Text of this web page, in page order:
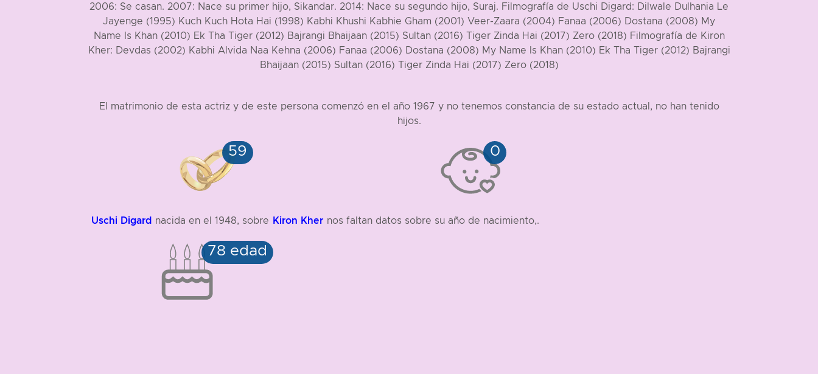
2006: Se casan. 2007: Nace su primer hijo, Sikandar. 2014: Nace su segundo hijo, Suraj. Filmografía de Uschi Digard: Dilwale Dulhania Le
Jayenge (1995) Kuch Kuch Hota Hai (1998) Kabhi Khushi Kabhie Gham (2001) Veer-Zaara (2004) Fanaa (2006) Dostana (2008) My
Name Is Khan (2010) Ek Tha Tiger (2012) Bajrangi Bhaijaan (2015) Sultan (2016) Tiger Zinda Hai (2017) Zero (2018) Filmografía de Kiron
Kher: Devdas (2002) Kabhi Alvida Naa Kehna (2006) Fanaa (2006) Dostana (2008) My Name Is Khan (2010) Ek Tha Tiger (2012) Bajrangi
Bhaijaan (2015) Sultan (2016) Tiger Zinda Hai (2017) Zero (2018)
El matrimonio de esta actriz y de este persona comenzó en el año 1967 y no tenemos constancia de su estado actual, no han tenido
hijos.
Uschi Digard nacida en el 1948, sobre Kiron Kher nos faltan datos sobre su año de nacimiento,.